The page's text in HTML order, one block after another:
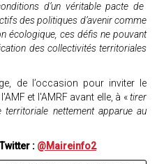
d’un véritable pacte de
des politiques d’avenir comme
écologique, ces défis ne pouvant
des collectivités territoriales
de l’occasion pour inviter le
et l'AMRF avant elle, à «tirer
nettement apparue au
: @Maireinfo2